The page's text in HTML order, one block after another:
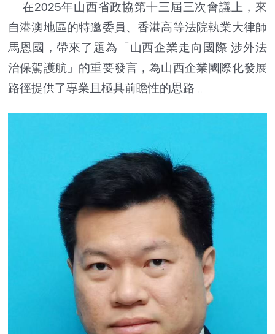
在2025年山西省政協第十三屆三次會議上，來
自港澳地區的特邀委員、香港高等法院執業大律師
馬恩國，帶來了題為「山西企業走向國際 涉外法
治保駕護航」的重要發言，為山西企業國際化發展
路徑提供了專業且極具前瞻性的思路 。